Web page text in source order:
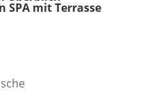
SPA mit Terrasse